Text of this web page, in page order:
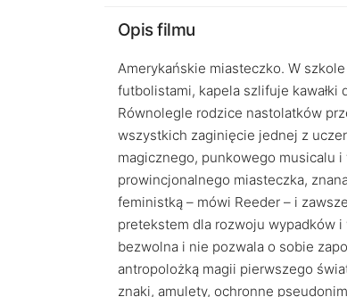
Opis filmu
Amerykańskie miasteczko. W
futbolistami, kapela szlifuje
Równolegle rodzice nastolatków
wszystkich zaginięcie jednej z
magicznego, punkowego musicalu
prowincjonalnego miasteczka,
feministką – mówi Reeder – i
pretekstem dla rozwoju wypadków
bezwolna i nie pozwala o sobie
antropolożką magii pierwszego
znaki, amulety, ochronne